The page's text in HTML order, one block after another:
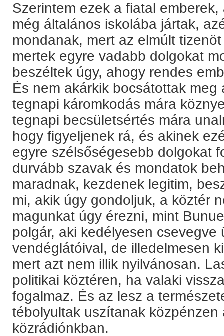
Szerintem ezek a fiatal
még általános iskolába jártak,
mondanak, mert az elmúlt
mertek egyre vadabb dolgokat
beszéltek úgy, ahogy rendes
És nem akárkik bocsátottak meg
tegnapi káromkodás mára
tegnapi becsületsértés mára
hogy figyeljenek rá, és akinek
egyre szélsőségesebb dolgokat
durvább szavak és mondatok
maradnak, kezdenek legitim,
mi, akik úgy gondoljuk, a köztér
magunkat úgy érezni, mint
polgár, aki kedélyesen
vendéglátóival, de illedelmesen
mert azt nem illik nyilvánosan.
politikai köztéren, ha valaki
fogalmaz. És az lesz a
tébolyultak uszítanak
közrádiónkban.